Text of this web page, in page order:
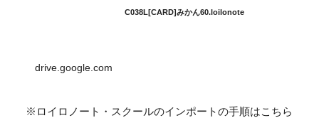
C038L[CARD]みかん60.loilonote
drive.google.com
※ロイロノート・スクールのインポートの手順はこちら